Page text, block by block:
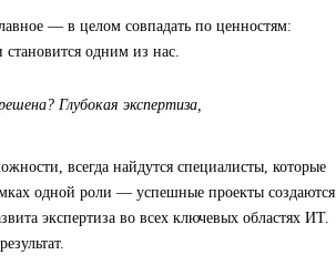
— в целом совпадать по ценностям:
становится одним из нас.
Глубокая экспертиза,
всегда найдутся специалисты, которые
одной роли — успешные проекты создаются
экспертиза во всех ключевых областях ИТ.